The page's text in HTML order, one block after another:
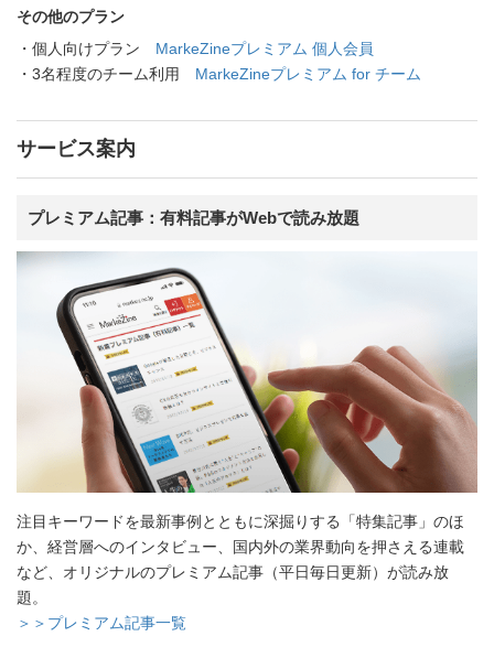
その他のプラン
・個人向けプラン MarkeZineプレミアム 個人会員
・3名程度のチーム利用 MarkeZineプレミアム for チーム
サービス案内
プレミアム記事：有料記事がWebで読み放題
注目キーワードを最新事例とともに深掘りする「特集記事」のほ
か、経営層へのインタビュー、国内外の業界動向を押さえる連載
など、オリジナルのプレミアム記事（平日毎日更新）が読み放
題。
＞＞プレミアム記事一覧